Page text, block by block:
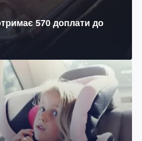
570 доплати до